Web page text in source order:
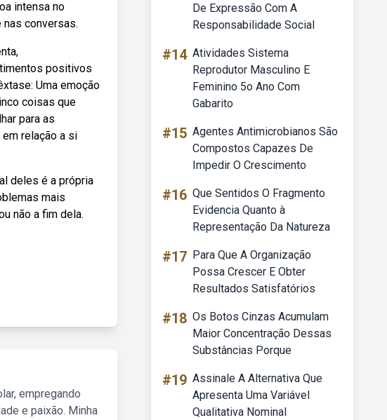
intensa no
nas conversas.
positivos
Uma emoção
coisas que
para as
relação a si
deles é a própria
mais
não a fim dela.
empregando
e paixão. Minha
De Expressão Com A
Responsabilidade Social
#14 Atividades Sistema
Reprodutor Masculino E
Feminino 5o Ano Com
Gabarito
#15 Agentes Antimicrobianos São
Compostos Capazes De
Impedir O Crescimento
#16 Que Sentidos O Fragmento
Evidencia Quanto à
Representação Da Natureza
#17 Para Que A Organização
Possa Crescer E Obter
Resultados Satisfatórios
#18 Os Botos Cinzas Acumulam
Maior Concentração Dessas
Substâncias Porque
#19 Assinale A Alternativa Que
Apresenta Uma Variável
Qualitativa Nominal